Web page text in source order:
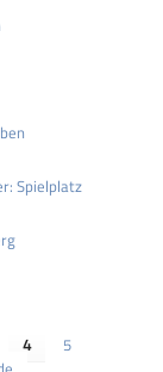
Spielplatz
4
5